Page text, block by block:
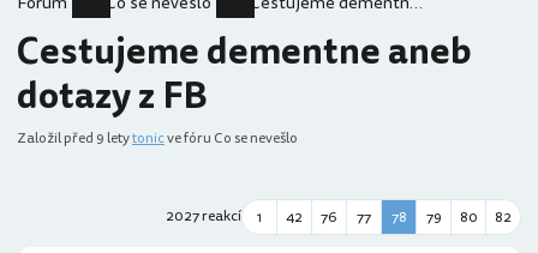
Cestujeme dementne aneb
dotazy z FB
Založilpřed 9 letytonicve fóru Co se nevešlo
2027 reakcí 1 42 76 77 78 79 80 82